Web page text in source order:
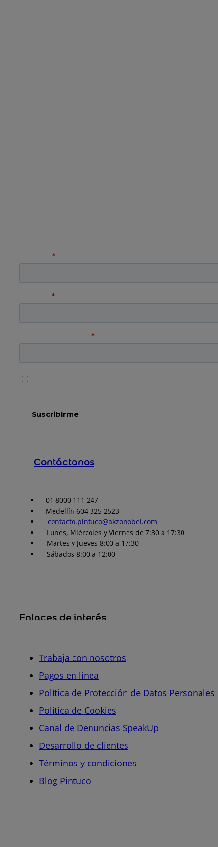
Contáctanos
01 8000 111 247
Medellín 604 325 2523
contacto.pintuco@akzonobel.com
Lunes, Miércoles y Viernes de 7:30 a 17:30
Martes y Jueves 8:00 a 17:30
Sábados 8:00 a 12:00
Enlaces de interés
Trabaja con nosotros
Pagos en línea
Política de Protección de Datos Personales
Política de Cookies
Canal de Denuncias SpeakUp
Desarrollo de clientes
Términos y condiciones
Blog Pintuco